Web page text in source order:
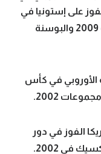
على إستونيا في
أولمبياد 1924 وإسبانيا في كأس القارات 2009 والبوسنة
الأوروبي في كأس
الفوز في دور
في 2002.